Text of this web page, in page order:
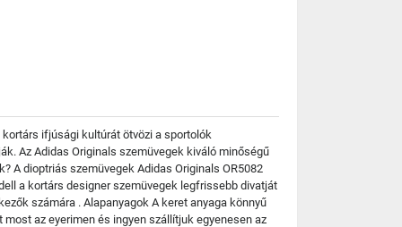
ifjúsági kultúrát ötvözi a sportolók
Az Adidas Originals szemüvegek kiváló minőségű
A dioptriás szemüvegek Adidas Originals OR5082
a kortárs designer szemüvegek legfrissebb divatját
számára . Alapanyagok A keret anyaga könnyű
az eyerimen és ingyen szállítjuk egyenesen az